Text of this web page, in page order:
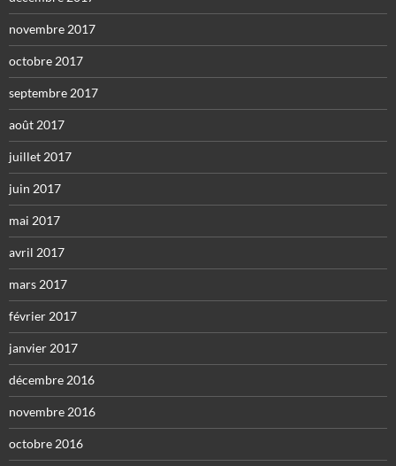
novembre 2017
octobre 2017
septembre 2017
août 2017
juillet 2017
juin 2017
mai 2017
avril 2017
mars 2017
février 2017
janvier 2017
décembre 2016
novembre 2016
octobre 2016